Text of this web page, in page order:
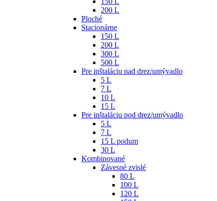
200 L
Ploché
Stacionárne
150 L
200 L
300 L
500 L
Pre inštaláciu nad drez/umývadlo
5 L
7 L
10 L
15 L
Pre inštaláciu pod drez/umývadlo
5 L
7 L
15 L podum
30 L
Kombinované
Závesné zvislé
80 L
100 L
120 L